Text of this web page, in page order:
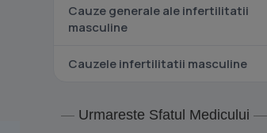
Cauze generale ale infertilitatii
masculine
Cauzele infertilitatii masculine
Urmareste Sfatul Medicului